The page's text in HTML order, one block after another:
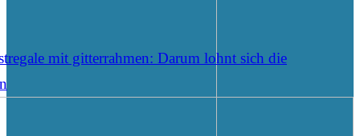
mit gitterrahmen: Darum lohnt sich die